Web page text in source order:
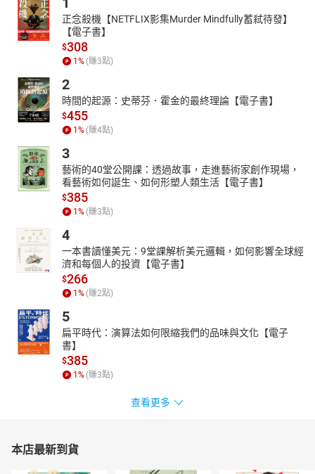
正念殺機【NETFLIX影集Murder Mindfully蓄弒待發】
【電子書】
$308
1 % (賺3點)
2
時間的起源：史蒂芬．霍金的最終理論【電子書】
$455
1 % (賺4點)
3
藝術的40堂公開課：透過故事，走進藝術家創作現場，
看藝術如何誕生、如何形塑人類生活【電子書】
$385
1 % (賺3點)
4
一本書讀懂美元：9堂課解析美元邏輯，如何影響全球經
濟和每個人的投資【電子書】
$266
1 % (賺2點)
5
扁平時代：演算法如何限縮我們的品味與文化【電子
書】
$385
1 % (賺3點)
查看更多
本店最新到貨